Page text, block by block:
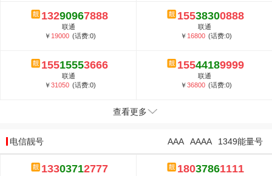
13290967888
联通
￥ 19000 (话费:0)
15538300888
联通
￥ 16800 (话费:0)
15515553666
联通
￥31050 (话费:0)
15544189999
联通
￥36800 (话费:0)
查看更多
电信靓号 1349能量号
AAAA
AAA
13303712777 18037861111